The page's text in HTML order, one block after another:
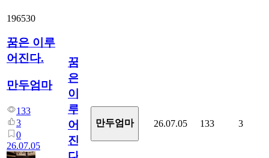
196530
꿈은 이루
어진다.
만두엄마
133
3
0
26.07.05
꿈
은
이
루
어
진
만두엄마 26.07.05 133 3